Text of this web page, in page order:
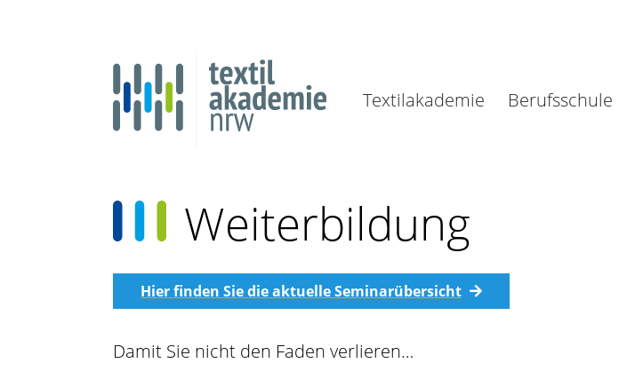
Textilakademie Berufsschule
Weiterbildung
Hier finden Sie die aktuelle Seminarübersicht
Damit Sie nicht den Faden verlieren…